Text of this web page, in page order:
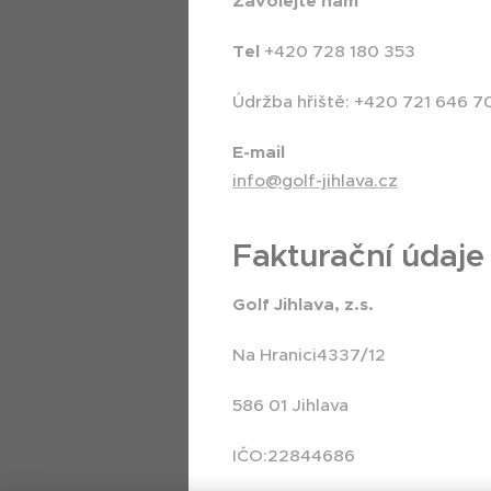
Tel +420 728 180 353
Údržba hřiště: +420 721 646
E-mail
info@golf-jihlava.cz
Fakturační údaje
Golf Jihlava, z.s.
Na Hranici4337/12
586 01 Jihlava
IČO:22844686